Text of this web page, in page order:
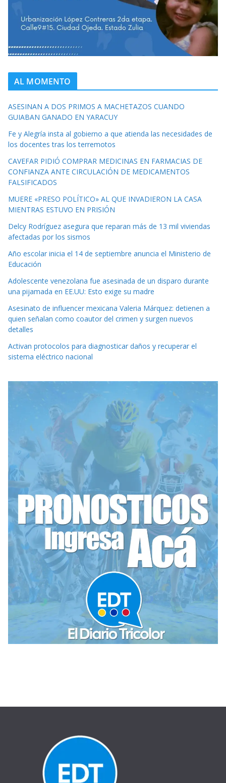
AL MOMENTO
ASESINAN A DOS PRIMOS A MACHETAZOS CUANDO
GUIABAN GANADO EN YARACUY
Fe y Alegría insta al gobierno a que atienda las necesidades de
los docentes tras los terremotos
CAVEFAR PIDIÓ COMPRAR MEDICINAS EN FARMACIAS DE
CONFIANZA ANTE CIRCULACIÓN DE MEDICAMENTOS
FALSIFICADOS
MUERE «PRESO POLÍTICO» AL QUE INVADIERON LA CASA
MIENTRAS ESTUVO EN PRISIÓN
Delcy Rodríguez asegura que reparan más de 13 mil viviendas
afectadas por los sismos
Año escolar inicia el 14 de septiembre anuncia el Ministerio de
Educación
Adolescente venezolana fue asesinada de un disparo durante
una pijamada en EE.UU: Esto exige su madre
Asesinato de influencer mexicana Valeria Márquez: detienen a
quien señalan como coautor del crimen y surgen nuevos
detalles
Activan protocolos para diagnosticar daños y recuperar el
sistema eléctrico nacional